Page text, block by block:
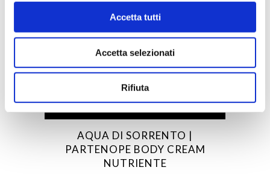
Accetta tutti
Accetta selezionati
Rifiuta
ACQUISTA PRODOTTO
AQUA DI SORRENTO |
PARTENOPE BODY CREAM
NUTRIENTE